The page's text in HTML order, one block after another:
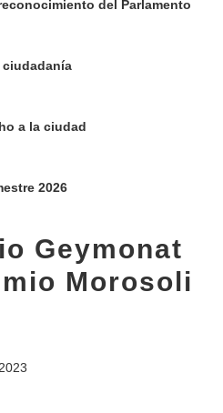
del Parlamento
a la ciudad
2026
Geymonat
Morosoli